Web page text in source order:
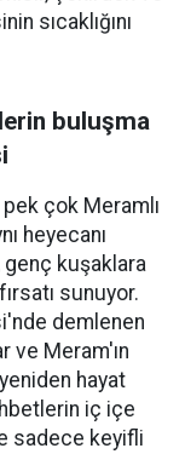
sıcaklığını
buluşma
pek çok Meramlı
heyecanı
genç kuşaklara
sunuyor.
demlenen
ve Meram'ın
hayat
iç içe
sadece keyifli